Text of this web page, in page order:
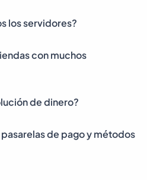
los servidores?
con muchos
de dinero?
de pago y métodos